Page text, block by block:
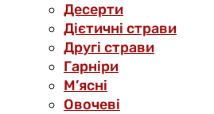
Десерти
Дієтичні страви
Другі страви
Гарніри
М’ясні
Овочеві